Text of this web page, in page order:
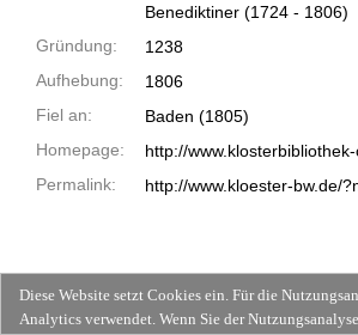
Benediktiner (1724 - 1806)
Gründung:
1238
Aufhebung:
1806
Fiel an:
Baden (1805)
Homepage:
http://
Permalink:
http://www.kloester-bw.de/
Diese Website setzt Cookies ein. Für die
Analytics verwendet. Wenn Sie der